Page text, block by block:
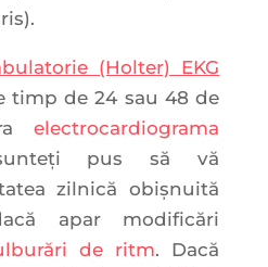
(Holter) EKG
timp de 24 sau 48 de
electrocardiograma
pus să vă
zilnică obișnuită
apar modificări
de ritm. Dacă